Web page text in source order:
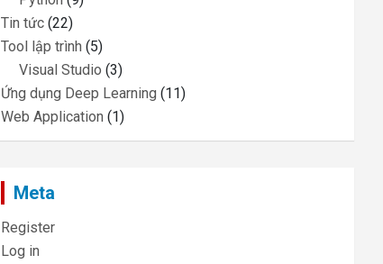
Tin tức (22)
Tool lập trình (5)
Visual Studio (3)
Ứng dụng Deep Learning (11)
Web Application (1)
Meta
Register
Log in